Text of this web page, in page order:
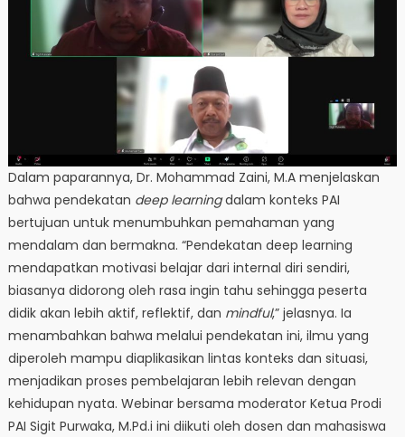
Dalam paparannya, Dr. Mohammad Zaini, M.A menjelaskan
bahwa pendekatan deep learningdalam konteks PAI
bertujuan untuk menumbuhkan pemahaman yang
mendalam dan bermakna. “Pendekatan deep learning
mendapatkan motivasi belajar dari internal diri sendiri,
biasanya didorong oleh rasa ingin tahu sehingga peserta
didik akan lebih aktif, reflektif, dan mindful,” jelasnya. Ia
menambahkan bahwa melalui pendekatan ini, ilmu yang
diperoleh mampu diaplikasikan lintas konteks dan situasi,
menjadikan proses pembelajaran lebih relevan dengan
kehidupan nyata. Webinar bersama moderator Ketua Prodi
PAI Sigit Purwaka, M.Pd.i ini diikuti oleh dosen dan mahasiswa